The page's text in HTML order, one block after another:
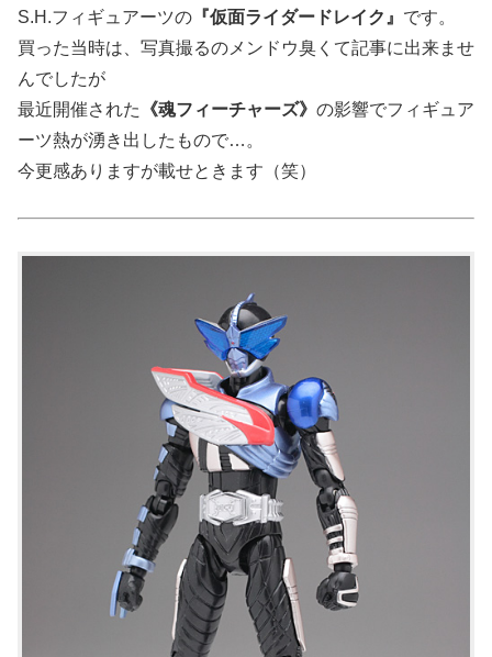
S.H.フィギュアーツの 『仮面ライダードレイク』 です。
買った当時は、写真撮るのメンドウ臭くて記事に出来ませ
んでしたが
最近開催された
《魂フィーチャーズ》 の影響でフィギュア
ーツ熱が湧き出したもので…。
今更感ありますが載せときます（笑）